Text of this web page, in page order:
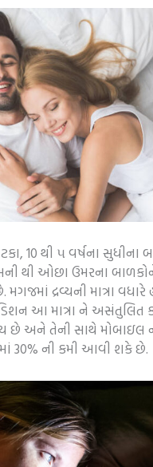
10 થી ૫ વર્ષના સુધીના
થી ઓછા ઉમરના
મગજમાં દ્રવ્યની માત્રા
આ માત્રા ને અસંતુલિત
છે અને તેની સાથે મોબાઇલ
30% ની કમી આવી શકે છે.